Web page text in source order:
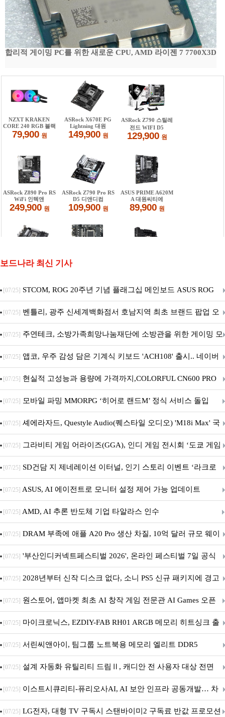
합리적 게이밍 PC를 위한 새로운 CPU, AMD 라이젠 7 7700X3D
보드나라 최신 기사
[07/25] STCOM, ROG 20주년 기념 플래그십 메인보드 ASUS ROG
Crosshair X870E EDITION 20 국내 출시 예정
[07/25] 벤틀리, 광주 신세계백화점서 호남지역 최초 브랜드 팝업 오
픈
[07/25] 주연테크, 소방가족희망나눔재단에 소방관을 위한 게이밍 모
니터·스마트 펫 침대 기부
[07/25] 앱코, 우주 감성 담은 기계식 키보드 'ACH108' 출시.. 네이버
브랜드데이 기획전 진행
[07/25] 현실적 고성능과 용량에 가격까지,COLORFUL CN600 PRO
M.2 NVMe 디앤디컴 1TB
[07/25] 모바일 파밍 MMORPG ‘히어로 랜드M’ 정식 서비스 돌입
[07/25] 셰에라자드, Questyle Audio(퀘스타일 오디오) 'M18i Max' 국
내 정식 출시
[07/25] 그라비티 게임 어라이즈(GGA), 인디 게임 전시회 ‘도쿄 게임
던전 13’ 참가!
[07/25] SD건담 지 제네레이션 이터널, 인기 스토리 이벤트 ‘라크로
아의 용사’ 재개최 및 풍성한 기념 이벤트 실시!
[07/25] ASUS, AI 에이전트로 모니터 설정 제어 가능 업데이트
[07/25] AMD, AI 추론 반도체 기업 타알라스 인수
[07/25] DRAM 부족에 애플 A20 Pro 생산 차질, 10억 달러 규모 웨이
퍼 대기
[07/25] '부산인디커넥트페스티벌 2026', 온라인 페스티벌 7일 공식
개막... 22일간 진행
[07/25] 2028년부터 신작 디스크 없다, 소니 PS5 신규 패키지에 경고
문 추가
[07/25] 원스토어, 앱마켓 최초 AI 창작 게임 전문관 AI Games 오픈
[07/25] 마이크로닉스, EZDIY-FAB RH01 ARGB 메모리 히트싱크 출
시
[07/25] 서린씨앤아이, 팀그룹 노트북용 메모리 엘리트 DDR5
5600MHz 16GB 출시
[07/25] 설계 자동화 유틸리티 드림Ⅱ, 캐디안 전 사용자 대상 전면
무상 배포
[07/25] 이스트시큐리티-퓨리오사AI, AI 보안 인프라 공동개발… 차
세대 AI 보안 플랫폼 구축
[07/25] LG전자, 대형 TV 구독시 스탠바이미2 구독료 반값 프로모션